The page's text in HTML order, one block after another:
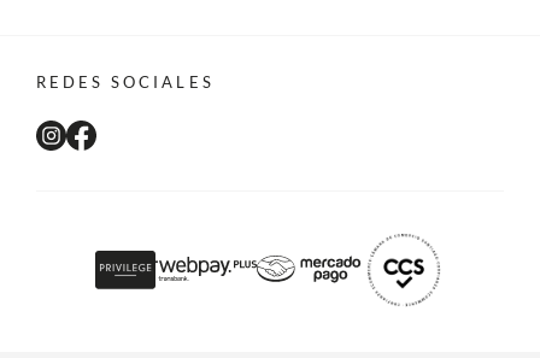
REDES SOCIALES